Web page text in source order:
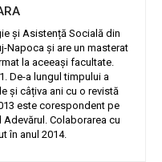
și Asistență Socială din
Napoca și are un masterat
la aceeași facultate.
De-a lungul timpului a
și câțiva ani cu o revistă
este corespondent pe
Colaborarea cu
în anul 2014.